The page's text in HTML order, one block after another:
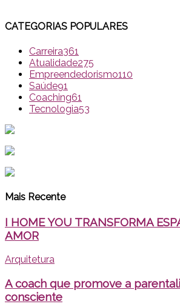
CATEGORIAS POPULARES
Carreira361
Atualidade275
Empreendedorismo110
Saúde91
Coaching61
Tecnologia53
Mais Recente
I HOME YOU TRANSFORMA
AMOR
Arquitetura
A coach que promove a
consciente